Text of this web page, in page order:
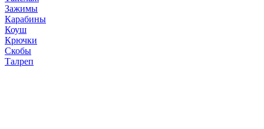
Зажимы
Карабины
Коуш
Крючки
Скобы
Талреп